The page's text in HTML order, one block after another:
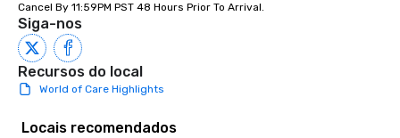
Cancel By 11:59PM PST 48 Hours Prior To Arrival.
Siga-nos
Recursos do local
World of Care Highlights
Locais recomendados